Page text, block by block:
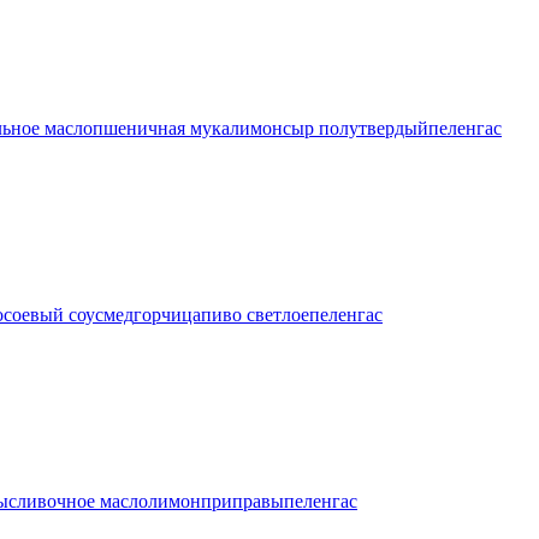
маслопшеничная мукалимонсыр полутвердыйпеленгас
соевый соусмедгорчицапиво светлоепеленгас
сливочное маслолимонприправыпеленгас